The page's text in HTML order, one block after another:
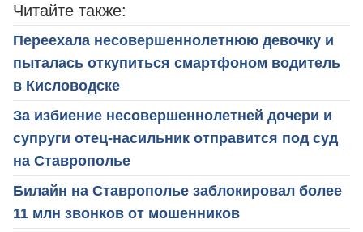
Читайте также:
Переехала несовершеннолетнюю девочку и
пыталась откупиться смартфоном водитель
в Кисловодске
За избиение несовершеннолетней дочери и
супруги отец-насильник отправится под суд
на Ставрополье
Билайн на Ставрополье заблокировал более
11 млн звонков от мошенников